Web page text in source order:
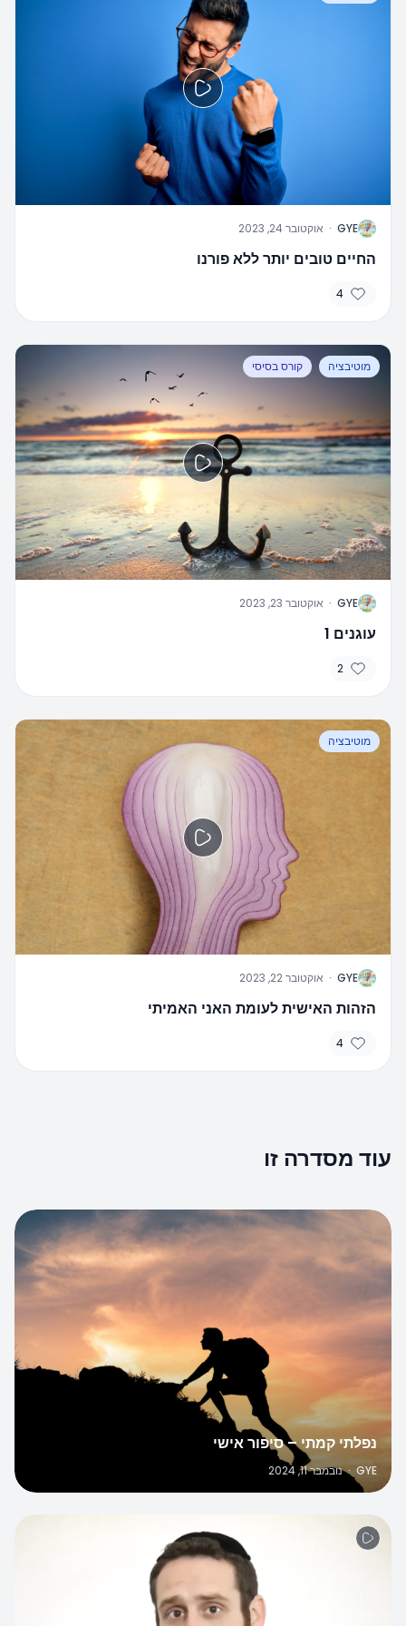
G
GYE
· אוקטובר 24, 2023
החיים טובים יותר ללא פורנו
4
מוטיבציה קורס בסיסי
G
GYE
· אוקטובר 23, 2023
עוגנים 1
2
מוטיבציה
G
GYE
· אוקטובר 22, 2023
הזהות האישית לעומת האני האמיתי
4
עוד מסדרה זו
נפלתי קמתי – סיפור אישי
GYE
· נובמבר 11, 2024